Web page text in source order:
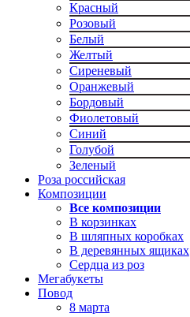
Красный
Розовый
Белый
Желтый
Сиреневый
Оранжевый
Бордовый
Фиолетовый
Синий
Голубой
Зеленый
Роза российская
Композиции
Все композиции
В корзинках
В шляпных коробках
В деревянных ящиках
Сердца из роз
Мегабукеты
Повод
8 марта